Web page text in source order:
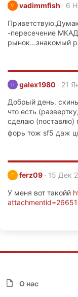
V vadimmfish 6
-пересечение
рынок...знакомый
G galex1980 21
Добрый день.
что есть
сделаю (поставлю)
форь тож sf5 даж
F ferz09 15 Дек
У меня вот такойй
О нас